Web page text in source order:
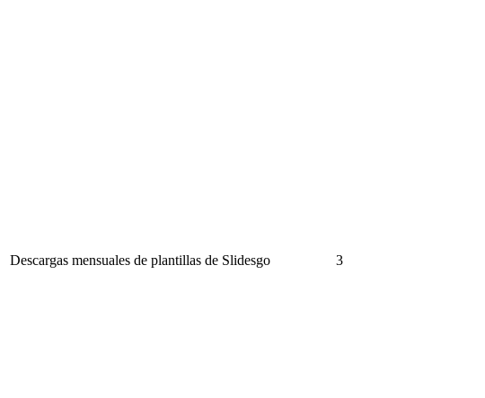
Descargas mensuales de plantillas de Slidesgo 3